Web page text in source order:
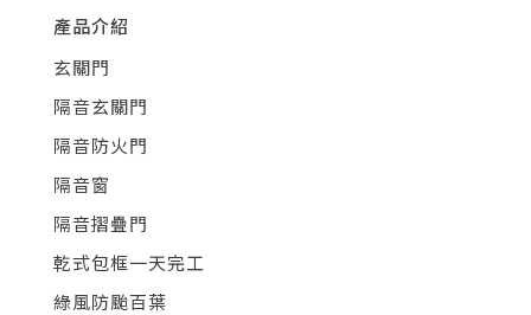
產品介紹
玄關門
隔音玄關門
隔音防火門
隔音窗
隔音摺疊門
乾式包框一天完工
綠風防颱百葉